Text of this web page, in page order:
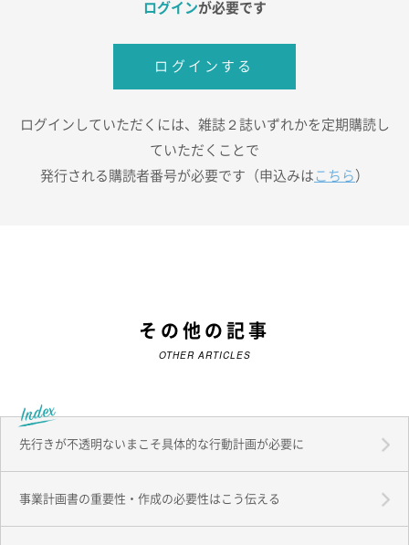
ログインが必要です
ログインする
ログインしていただくには、雑誌２誌いずれかを定期購読し
ていただくことで
発行される購読者番号が必要です（申込みは こちら ）
その他の記事
OTHER ARTICLES
先行きが不透明ないまこそ具体的な行動計画が必要に
事業計画書の重要性・作成の必要性はこう伝える